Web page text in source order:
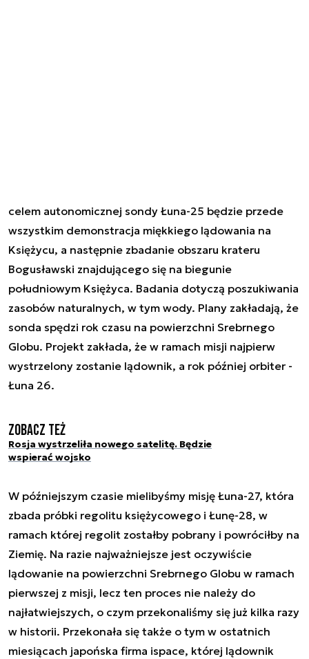
celem autonomicznej sondy Łuna-25 będzie przede
wszystkim demonstracja miękkiego lądowania na
Księżycu, a następnie zbadanie obszaru krateru
Bogusławski znajdującego się na biegunie
południowym Księżyca. Badania dotyczą poszukiwania
zasobów naturalnych, w tym wody. Plany zakładają, że
sonda spędzi rok czasu na powierzchni Srebrnego
Globu. Projekt zakłada, że w ramach misji najpierw
wystrzelony zostanie lądownik, a rok później orbiter -
Łuna 26.
Zobacz też
Rosja wystrzeliła nowego satelitę. Będzie
wspierać wojsko
W późniejszym czasie mielibyśmy misję Łuna-27, która
zbada próbki regolitu księżycowego i Łunę-28, w
ramach której regolit zostałby pobrany i powróciłby na
Ziemię. Na razie najważniejsze jest oczywiście
lądowanie na powierzchni Srebrnego Globu w ramach
pierwszej z misji, lecz ten proces nie należy do
najłatwiejszych, o czym przekonaliśmy się już kilka razy
w historii. Przekonała się także o tym w ostatnich
miesiącach japońska firma ispace, której lądownik